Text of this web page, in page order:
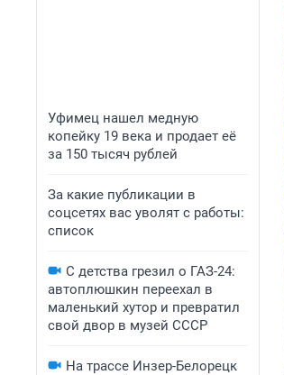
Уфимец нашел медную
копейку 19 века и продает её
за 150 тысяч рублей
За какие публикации в
соцсетях вас уволят с работы:
список
С детства грезил о ГАЗ-24:
автоплюшкин переехал в
маленький хутор и превратил
свой двор в музей СССР
На трассе Инзер-Белорецк